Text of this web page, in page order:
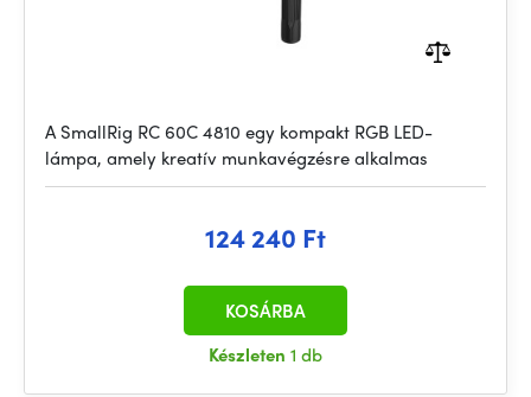
A SmallRig RC 60C 4810 egy kompakt RGB LED-
lámpa, amely kreatív munkavégzésre alkalmas
124 240 Ft
Készleten 1 db
KOSÁRBA